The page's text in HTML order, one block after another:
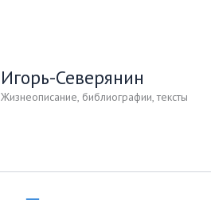
Игорь-Северянин
Жизнеописание, библиографии, тексты